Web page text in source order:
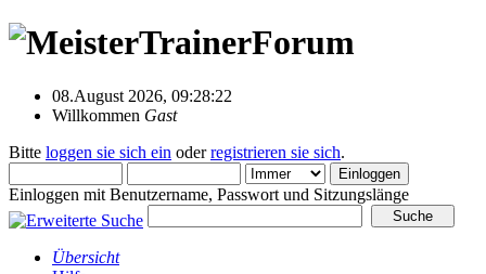
08.August 2026, 09:28:22
Willkommen Gast
Bitte loggen sie sich ein oderregistrieren sie sich.
Einloggen mit Benutzername, Passwort und Sitzungslänge
Übersicht